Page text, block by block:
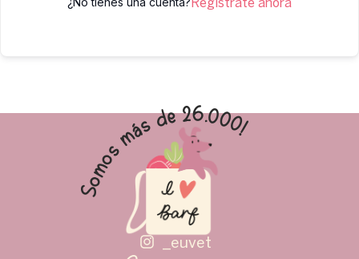
Somos màs de 26.000!
_euvet